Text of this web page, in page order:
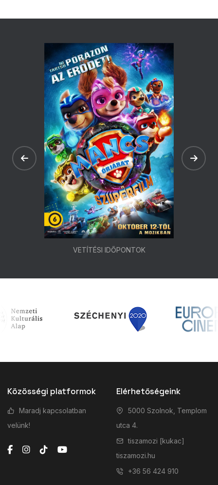
VETÍTÉSI IDŐPONTOK
Közösségi platformok
Maradj kapcsolatban
velünk!
Elérhetőségeink
5000 Szolnok, Templom
utca 4.
tiszamozi [kukac]
tiszamozi.hu
+36 56 424 910